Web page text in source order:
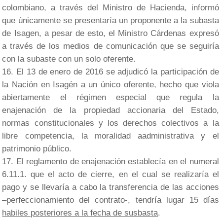
colombiano, a través del Ministro de Hacienda, informó
que únicamente se presentaría un proponente a la subasta
de Isagen, a pesar de esto, el Ministro Cárdenas expresó
a través de los medios de comunicación que se seguiría
con la subaste con un solo oferente.
El 13 de enero de 2016 se adjudicó la participación de
la Nación en Isagén a un único oferente, hecho que viola
abiertamente el régimen especial que regula la
enajenación de la propiedad accionaria del Estado,
normas constitucionales y los derechos colectivos a la
libre competencia, la moralidad aadministrativa y el
patrimonio público.
El reglamento de enajenación establecía en el numeral
6.11.1. que el acto de cierre, en el cual se realizaría el
pago y se llevaría a cabo la transferencia de las acciones
–perfeccionamiento del contrato-, tendría lugar 15 días
habiles posteriores a la fecha de susbasta.